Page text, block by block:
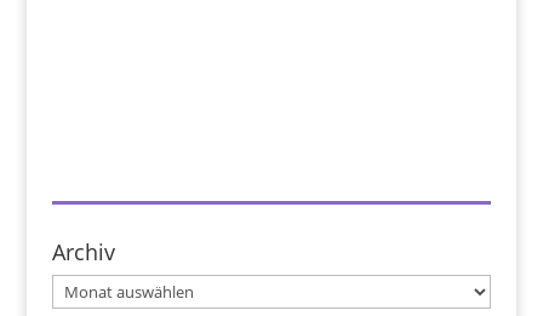
Archiv
Archiv